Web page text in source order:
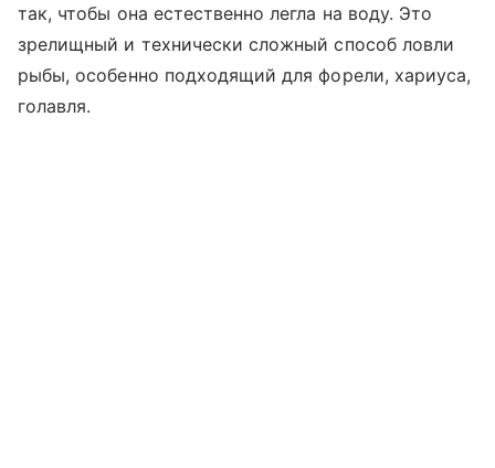
так, чтобы она естественно легла на воду. Это
зрелищный и технически сложный способ ловли
рыбы, особенно подходящий для форели, хариуса,
голавля.